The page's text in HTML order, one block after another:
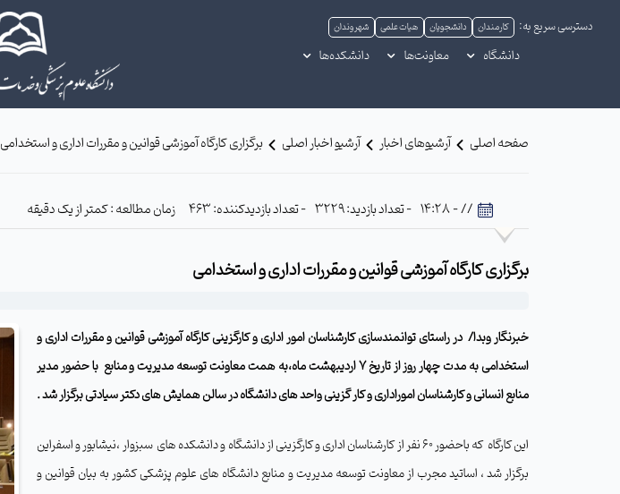
دسترسی سریع به: کارمندان دانشجویان هیات علمی شهروندان
دانشگاه معاونت‌ها دانشکده‌ها
صفحه اصلی آرشیوهای اخبار آرشیو اخبار اصلی برگزاری کارگاه آموزشی قوانین و مقررات اداری و استخدامی
// - 14:28 - تعداد بازدید: 3229 - تعداد بازدیدکننده: 463 زمان مطالعه : کمتر از یک دقیقه
برگزاری کارگاه آموزشی قوانین و مقررات اداری و استخدامی
خبرنگار وبدا/ در راستای توانمندسازی کارشناسان امور اداری و کارگزینی کارگاه آموزشی قوانین و مقررات اداری و
استخدامی به مدت چهار روز از تاریخ 7 اردیبهشت ماه
،به همت معاونت توسعه مدیریت و منابعبا حضور مدیر
منابع انسانی و کارشناسان اموراداری و کار گزینی واحد های دانشگاه در سالن همایش های دکتر سیادتی برگزار شد .
این کارگاه که باحضور 60 نفر از کارشناسان اداری و کارگزینی از دانشگاه و دانشکده های سبزوار ،نیشابور و اسفراین
برگزار شد ، اساتید مجرب از معاونت توسعه مدیریت و منابع دانشگاه های علوم پزشکی کشور به بیان قوانین و